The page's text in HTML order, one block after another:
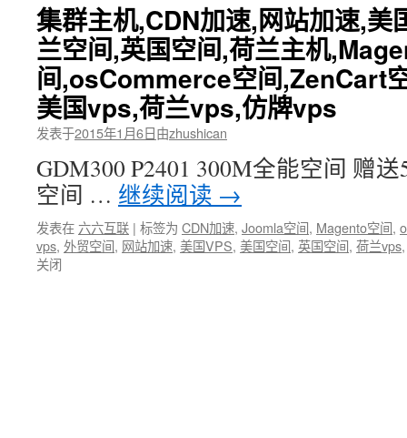
集群主机,CDN加速,网站加速,美
兰空间,英国空间,荷兰主机
间,osCommerce空间,ZenCart
美国vps,荷兰vps,仿牌vps
发表于2015年1月6日由zhushican
GDM300 P2401 300M全能空间 赠
空间 … 继续阅读 →
发表在六六互联 | 标签为 CDN加速, Joomla空间, Magento空间,
vps, 外贸空间, 网站加速, 美国VPS, 美国空间, 英国空间, 荷兰vps
关闭